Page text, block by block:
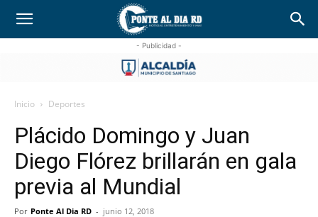
- Publicidad -
Inicio Deportes
Plácido Domingo y Juan
Diego Flórez brillarán en gala
previa al Mundial
Por Ponte Al Dia RD - junio 12, 2018